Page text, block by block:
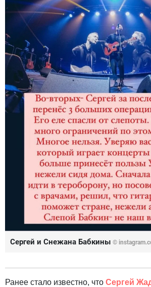
Сергей и Снежана Бабкины ©
Ранее стало известно, что Сергей